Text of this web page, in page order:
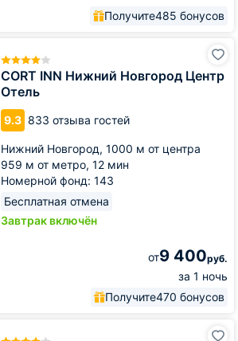
Получите485 бонусов
СORT INN Нижний Новгород Центр
Отель
9.3 833 отзыва гостей
Нижний Новгород, 1000 м от центра
959 м от метро, 12 мин
Номерной фонд: 143
Бесплатная отмена
Завтрак включён
от9 400руб.
за 1 ночь
Получите470 бонусов